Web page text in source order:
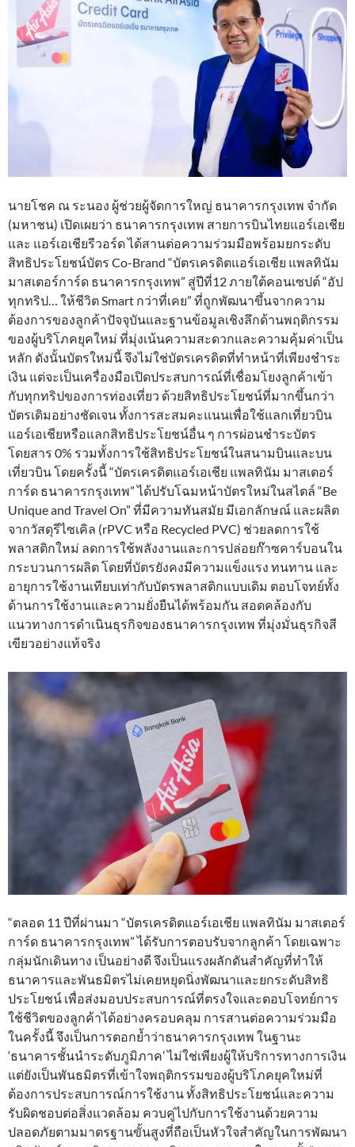
นายโชค ณ ระนอง ผู้ช่วยผู้จัดการใหญ่ ธนาคารกรุงเทพ จำกัด
(มหาชน) เปิดเผยว่า ธนาคารกรุงเทพ สายการบินไทยแอร์เอเชีย
และ แอร์เอเชียรีวอร์ด ได้สานต่อความร่วมมือพร้อมยกระดับ
สิทธิประโยชน์บัตร Co-Brand “บัตรเครดิตแอร์เอเชีย แพลทินัม
มาสเตอร์การ์ด ธนาคารกรุงเทพ” สู่ปีที่12 ภายใต้คอนเซปต์ “อัป
ทุกทริป… ให้ชีวิต Smart กว่าที่เคย” ที่ถูกพัฒนาขึ้นจากความ
ต้องการของลูกค้าปัจจุบันและฐานข้อมูลเชิงลึกด้านพฤติกรรม
ของผู้บริโภคยุคใหม่ ที่มุ่งเน้นความสะดวกและความคุ้มค่าเป็น
หลัก ดังนั้นบัตรใหม่นี้ จึงไม่ใช่บัตรเครดิตที่ทำหน้าที่เพียงชำระ
เงิน แต่จะเป็นเครื่องมือเปิดประสบการณ์ที่เชื่อมโยงลูกค้าเข้า
กับทุกทริปของการท่องเที่ยว ด้วยสิทธิประโยชน์ที่มากขึ้นกว่า
บัตรเดิมอย่างชัดเจน ทั้งการสะสมคะแนนเพื่อใช้แลกเที่ยวบิน
แอร์เอเชียหรือแลกสิทธิประโยชน์อื่น ๆ การผ่อนชำระบัตร
โดยสาร 0% รวมทั้งการใช้สิทธิประโยชน์ในสนามบินและบน
เที่ยวบิน โดยครั้งนี้ “บัตรเครดิตแอร์เอเชีย แพลทินัม มาสเตอร์
การ์ด ธนาคารกรุงเทพ” ได้ปรับโฉมหน้าบัตรใหม่ในสไตล์ “Be
Unique and Travel On” ที่มีความทันสมัย มีเอกลักษณ์ และผลิต
จากวัสดุรีไซเคิล (rPVC หรือ Recycled PVC) ช่วยลดการใช้
พลาสติกใหม่ ลดการใช้พลังงานและการปล่อยก๊าซคาร์บอนใน
กระบวนการผลิต โดยที่บัตรยังคงมีความแข็งแรง ทนทาน และ
อายุการใช้งานเทียบเท่ากับบัตรพลาสติกแบบเดิม ตอบโจทย์ทั้ง
ด้านการใช้งานและความยั่งยืนได้พร้อมกัน สอดคล้องกับ
แนวทางการดำเนินธุรกิจของธนาคารกรุงเทพ ที่มุ่งมั่นธุรกิจสี
เขียวอย่างแท้จริง
“ตลอด 11 ปีที่ผ่านมา “บัตรเครดิตแอร์เอเชีย แพลทินัม มาสเตอร์
การ์ด ธนาคารกรุงเทพ” ได้รับการตอบรับจากลูกค้า โดยเฉพาะ
กลุ่มนักเดินทาง เป็นอย่างดี จึงเป็นแรงผลักดันสำคัญที่ทำให้
ธนาคารและพันธมิตรไม่เคยหยุดนิ่งพัฒนาและยกระดับสิทธิ
ประโยชน์ เพื่อส่งมอบประสบการณ์ที่ตรงใจและตอบโจทย์การ
ใช้ชีวิตของลูกค้าได้อย่างครอบคลุม การสานต่อความร่วมมือ
ในครั้งนี้ จึงเป็นการตอกย้ำว่าธนาคารกรุงเทพ ในฐานะ
‘ธนาคารชั้นนำระดับภูมิภาค’ ไม่ใช่เพียงผู้ให้บริการทางการเงิน
แต่ยังเป็นพันธมิตรที่เข้าใจพฤติกรรมของผู้บริโภคยุคใหม่ที่
ต้องการประสบการณ์การใช้งาน ทั้งสิทธิประโยชน์และความ
รับผิดชอบต่อสิ่งแวดล้อม ควบคู่ไปกับการใช้งานด้วยความ
ปลอดภัยตามมาตรฐานขั้นสูงที่ถือเป็นหัวใจสำคัญในการพัฒนา